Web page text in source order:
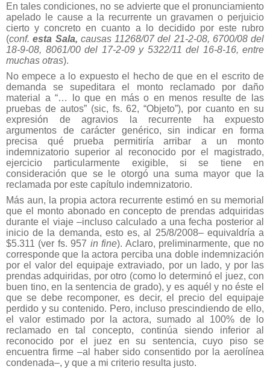
En tales condiciones, no se advierte que el pronunciamiento
apelado le cause a la recurrente un gravamen o perjuicio
cierto y concreto en cuanto a lo decidido por este rubro
(conf.esta Sala, causas 11268/07 del 21-2-08, 6700/08 del
18-9-08, 8061/00 del 17-2-09 y 5322/11 del 16-8-16, entre
muchas otras).
No empece a lo expuesto el hecho de que en el escrito de
demanda se supeditara el monto reclamado por daño
material a “… lo que en más o en menos resulte de las
pruebas de autos” (sic, fs. 62, “Objeto”), por cuanto en su
expresión de agravios la recurrente ha expuesto
argumentos de carácter genérico, sin indicar en forma
precisa qué prueba permitiría arribar a un monto
indemnizatorio superior al reconocido por el magistrado,
ejercicio particularmente exigible, si se tiene en
consideración que se le otorgó una suma mayor que la
reclamada por este capítulo indemnizatorio.
Más aun, la propia actora recurrente estimó en su memorial
que el monto abonado en concepto de prendas adquiridas
durante el viaje –incluso calculado a una fecha posterior al
inicio de la demanda, esto es, al 25/8/2008– equivaldría a
$5.311 (ver fs. 957 in fine). Aclaro, preliminarmente, que no
corresponde que la actora perciba una doble indemnización
por el valor del equipaje extraviado, por un lado, y por las
prendas adquiridas, por otro (como lo determinó el juez, con
buen tino, en la sentencia de grado), y es aquél y no éste el
que se debe recomponer, es decir, el precio del equipaje
perdido y su contenido. Pero, incluso prescindiendo de ello,
el valor estimado por la actora, sumado al 100% de lo
reclamado en tal concepto, continúa siendo inferior al
reconocido por el juez en su sentencia, cuyo piso se
encuentra firme –al haber sido consentido por la aerolínea
condenada–, y que a mi criterio resulta justo.